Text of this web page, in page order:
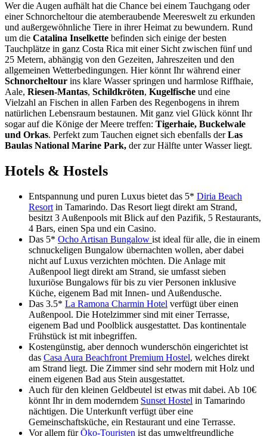
Wer die Augen aufhält hat die Chance bei einem Tauchgang oder
einer Schnorcheltour die atemberaubende Meereswelt zu erkunden
und außergewöhnliche Tiere in ihrer Heimat zu bewundern. Rund
um die Catalina Inselkette befinden sich einige der besten
Tauchplätze in ganz Costa Rica mit einer Sicht zwischen fünf und
25 Metern, abhängig von den Gezeiten, Jahreszeiten und den
allgemeinen Wetterbedingungen. Hier könnt Ihr während einer
Schnorcheltour ins klare Wasser springen und harmlose Riffhaie,
Aale, Riesen-Mantas, Schildkröten, Kugelfische und eine
Vielzahl an Fischen in allen Farben des Regenbogens in ihrem
natürlichen Lebensraum bestaunen. Mit ganz viel Glück könnt Ihr
sogar auf die Könige der Meere treffen: Tigerhaie, Buckelwale
und Orkas. Perfekt zum Tauchen eignet sich ebenfalls derLas
Baulas National Marine Park, der zur Hälfte unter Wasser liegt.
Hotels & Hostels
Entspannung und puren Luxus bietet das 5* Diria Beach
Resort in Tamarindo. Das Resort liegt direkt am Strand,
besitzt 3 Außenpools mit Blick auf den Pazifik, 5 Restaurants,
4 Bars, einen Spa und ein Casino.
Das 5* Ocho Artisan Bungalow ist ideal für alle, die in einem
schnuckeligen Bungalow übernachten wollen, aber dabei
nicht auf Luxus verzichten möchten. Die Anlage mit
Außenpool liegt direkt am Strand, sie umfasst sieben
luxuriöse Bungalows für bis zu vier Personen inklusive
Küche, eigenem Bad mit Innen- und Außendusche.
Das 3.5* La Ramona Charmin Hotel verfügt über einen
Außenpool. Die Hotelzimmer sind mit einer Terrasse,
eigenem Bad und Poolblick ausgestattet. Das kontinentale
Frühstück ist mit inbegriffen.
Kostengünstig, aber dennoch wunderschön eingerichtet ist
das Casa Aura Beachfront Premium Hostel, welches direkt
am Strand liegt. Die Zimmer sind sehr modern mit Holz und
einem eigenen Bad aus Stein ausgestattet.
Auch für den kleinen Geldbeutel ist etwas mit dabei. Ab 10€
könnt Ihr in dem moderndem Sunset Hostel in Tamarindo
nächtigen. Die Unterkunft verfügt über eine
Gemeinschaftsküche, ein Restaurant und eine Terrasse.
Vor allem fürÖko-Touristen ist das umweltfreundliche